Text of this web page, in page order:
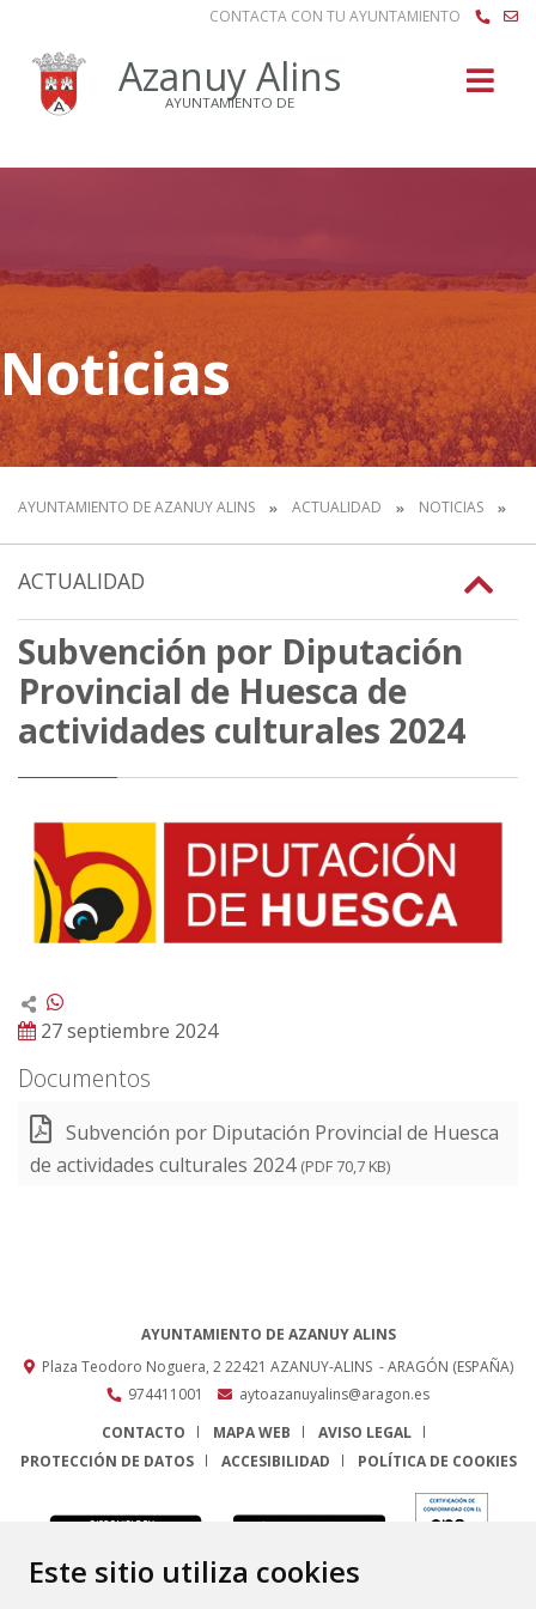
Este sitio utiliza cookies
CONTACTA CON TU AYUNTAMIENTO
Azanuy Alins
AYUNTAMIENTO DE
Noticias
AYUNTAMIENTO DE AZANUY ALINS ACTUALIDAD NOTICIAS
ACTUALIDAD
Subvención por Diputación
Provincial de Huesca de
actividades culturales 2024
27 septiembre 2024
Documentos
Subvención por Diputación Provincial de Huesca
de actividades culturales 2024 (PDF 70,7 KB)
AYUNTAMIENTO DE AZANUY ALINS
Plaza Teodoro Noguera, 222421 AZANUY-ALINS - ARAGÓN (ESPAÑA)
974411001
aytoazanuyalins@aragon.es
CONTACTO
MAPA WEB
AVISO LEGAL
PROTECCIÓN DE DATOS
ACCESIBILIDAD POLÍTICA DE COOKIES